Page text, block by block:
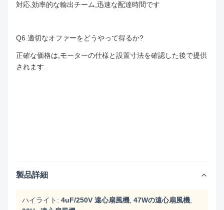
対応,効率的な輸出チーム,迅速な配達時間です
Q6 適切なオファーをどうやって得るか?
正確な価格は,モーターの仕様と設置寸法を確認した後で提供
されます.
製品詳細
ハイライト: 4uF/250V 遠心扇風機 47Wの遠心扇風機